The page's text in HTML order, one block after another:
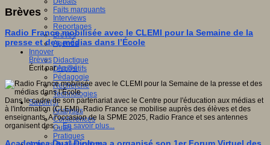
Faits marquants
Interviews
Reportages
Brèves
Agenda
Innover
Didactique
Dispositifs
Pédagogie
Recherche
Technologies
Savoir(s)
Analyses
Conférences
Outils
Pratiques
Brèves
Radio France mobilisée avec le CLEMI pour la Semaine de la
presse et des médias dans l’École
Brèves
Écrit parAn@é
Dans le cadre de son partenariat avec le Centre pour l'éducation aux médias et
à l'information (CLEMI), Radio France se mobilise auprès des élèves et des
enseignants. A l'occasion de la SPME 2025, Radio France et ses antennes
organisent des…En savoir plus...